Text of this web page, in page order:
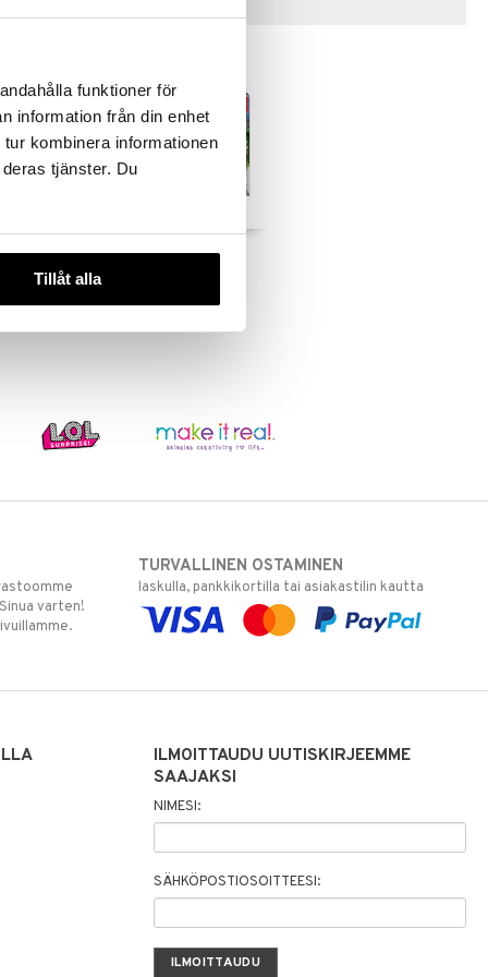
funktioner för
information från din enhet
kombinera informationen
tjänster. Du
Tillåt alla
1000
Educa Palapeli 1000
EDUCA
varten!
TURVALLINEN OSTAMINEN
laskulla, pankkikortilla tai asiakastilin kautta
ILMOITTAUDU UUTISKIRJEEMME
SAAJAKSI
NIMESI:
SÄHKÖPOSTIOSOITTEESI: